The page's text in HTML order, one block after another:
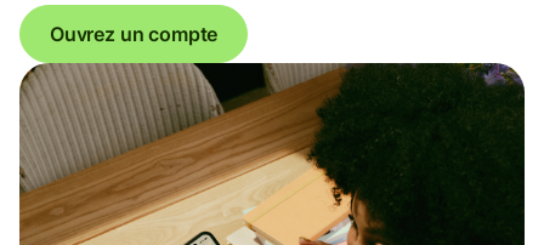
Ouvrez un compte